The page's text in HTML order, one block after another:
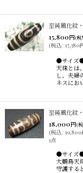
至純風化紋
15,800円(税
(税込: 17,380
●サイズ
天珠とは
し、夫婦
ネスにお
至純風化紋
18,000円(
(税込: 19,800
1点
●サイズ
大鵬鳥天
守護する